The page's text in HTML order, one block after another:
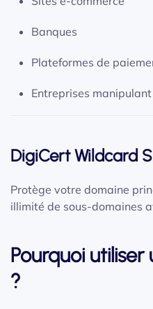
Banques
Plateformes de
Entreprises
DigiCert Wildcard
Protège votre domaine
illimité de sous-domaines
Pourquoi
?